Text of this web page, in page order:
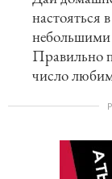
настояться
небольшими
Правильно
число